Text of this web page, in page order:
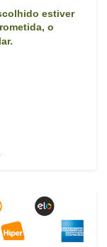
estiver
o
,